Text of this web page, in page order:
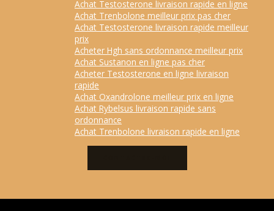
Achat Testosterone livraison rapide en ligne
Achat Trenbolone meilleur prix pas cher
Achat Testosterone livraison rapide meilleur
prix
Acheter Hgh sans ordonnance meilleur prix
Achat Sustanon en ligne pas cher
Acheter Testosterone en ligne livraison
rapide
Achat Oxandrolone meilleur prix en ligne
Achat Rybelsus livraison rapide sans
ordonnance
Achat Trenbolone livraison rapide en ligne